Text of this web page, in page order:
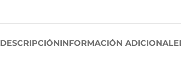
DESCRIPCIÓNINFORMACIÓN ADICIONAL